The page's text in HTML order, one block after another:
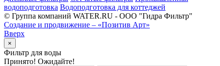
водоподготовка Водоподготовка для коттеджей
© Группа компаний WATER.RU - ООО "Гидра Фильтр"
Создание и продвижение – «Позитив Арт»
Вверх
×
Фильтр для воды
Принято! Ожидайте!